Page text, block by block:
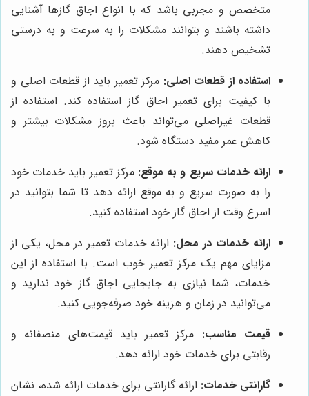
متخصص و مجربی باشد که با انواع اجاق گازها آشنایی
داشته باشند و بتوانند مشکلات را به سرعت و به درستی
تشخیص دهند.
استفاده از قطعات اصلی: مرکز تعمیر باید از قطعات اصلی و
با کیفیت برای تعمیر اجاق گاز استفاده کند. استفاده از
قطعات غیراصلی می‌تواند باعث بروز مشکلات بیشتر و
کاهش عمر مفید دستگاه شود.
ارائه خدمات سریع و به موقع: مرکز تعمیر باید خدمات خود
را به صورت سریع و به موقع ارائه دهد تا شما بتوانید در
اسرع وقت از اجاق گاز خود استفاده کنید.
ارائه خدمات در محل: ارائه خدمات تعمیر در محل، یکی از
مزایای مهم یک مرکز تعمیر خوب است. با استفاده از این
خدمات، شما نیازی به جابجایی اجاق گاز خود ندارید و
می‌توانید در زمان و هزینه خود صرفه‌جویی کنید.
قیمت مناسب: مرکز تعمیر باید قیمت‌های منصفانه و
رقابتی برای خدمات خود ارائه دهد.
گارانتی خدمات: ارائه گارانتی برای خدمات ارائه شده، نشان